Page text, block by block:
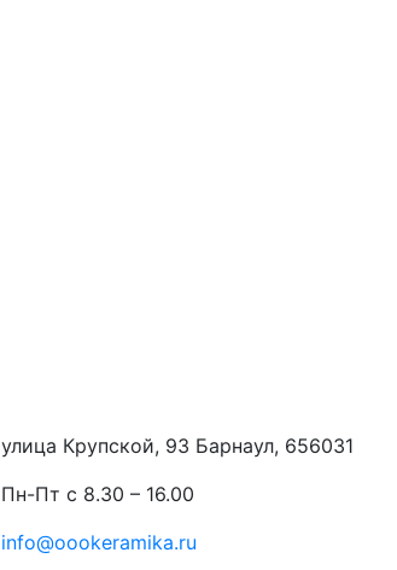
улица Крупской, 93 Барнаул, 656031
Пн-Пт с 8.30 – 16.00
info@oookeramika.ru